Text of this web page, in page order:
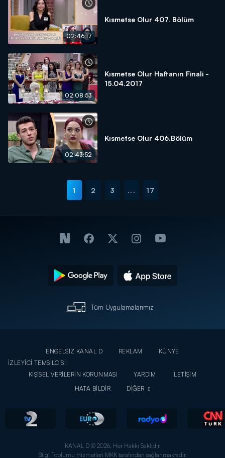
02:46:17
Kısmetse Olur 407. Bölüm
02:08:53
Kısmetse Olur Haftanın Finali -
15.04.2017
02:43:52
Kısmetse Olur 406.Bölüm
1 2 3 ... 17
Tüm Uygulamalarımız
ENGELSİZ KANAL D REKLAM
KÜNYE
İZLEYİCİ TEMSİLCİSİ
KİŞİSEL VERİLERİN KORUNMASI
YARDIM
İLETİŞİM
HATA BİLDİR
DİĞER
KANAL D © 2026. Her Hakkı Saklıdır.
Bilgi Toplumu Hizmetleri MKK tarafından sağlanmaktadır.